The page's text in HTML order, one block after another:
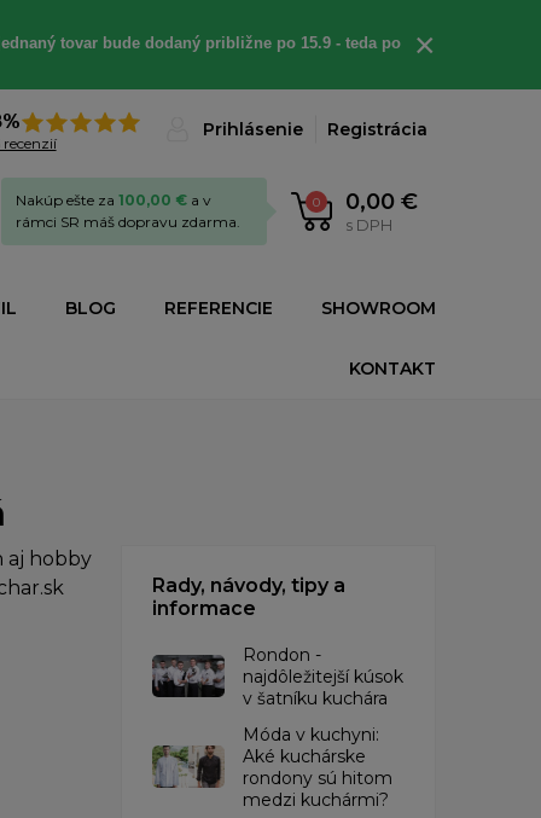
tovar bude dodaný približne po 15.9 - teda po
×
recenzií
Prihlásenie Registrácia
0 0,00 €
s DPH
Nakúp ešte za 100,00 € a v
rámci SR máš dopravu zdarma.
BLOG REFERENCIE SHOWROOM
KONTAKT
aj hobby
Rady, návody, tipy a
informace
Rondon -
najdôležitejší kúsok
v šatníku kuchára
​Móda v kuchyni:
Aké kuchárske
rondony sú hitom
medzi kuchármi?